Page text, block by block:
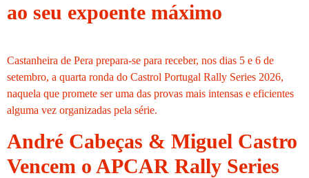
ao seu expoente máximo
Castanheira de Pera prepara-se para receber, nos dias 5 e 6 de
setembro, a quarta ronda do Castrol Portugal Rally Series 2026,
naquela que promete ser uma das provas mais intensas e eficientes
alguma vez organizadas pela série.
André Cabeças & Miguel Castro
Vencem o APCAR Rally Series